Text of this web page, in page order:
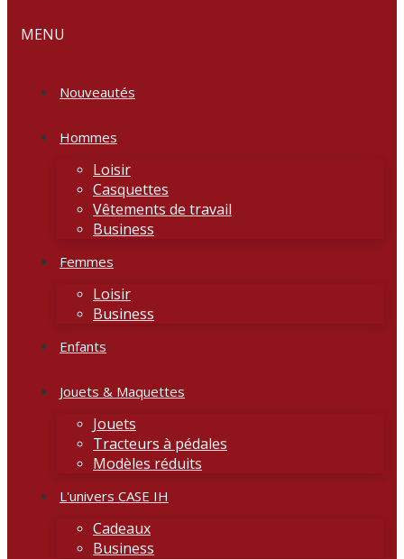
MENU
Nouveautés
Hommes
Loisir
Casquettes
Vêtements de travail
Business
Femmes
Loisir
Business
Enfants
Jouets & Maquettes
Jouets
Tracteurs à pédales
Modèles réduits
L'univers CASE IH
Cadeaux
Business